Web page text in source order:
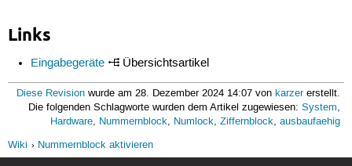
Links
Eingabegeräte Übersichtsartikel
Diese Revision wurde am 28. Dezember 2024 14:07 von karzererstellt.
Die folgenden Schlagworte wurden dem Artikel zugewiesen:System,
Hardware, Nummernblock, Numlock,Ziffernblock,ausbaufaehig
Wiki
Nummernblock aktivieren